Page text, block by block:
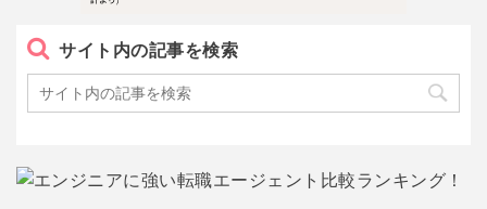
サイト内の記事を検索